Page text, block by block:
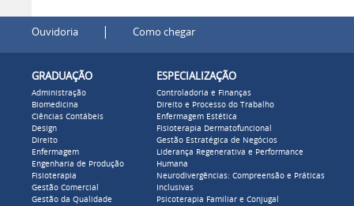
Ouvidoria | Como chegar
GRADUAÇÃO
Administração
Biomedicina
Ciências Contábeis
Design
Direito
Enfermagem
Engenharia de Produção
Fisioterapia
Gestão Comercial
Gestão da Qualidade
ESPECIALIZAÇÃO
Controladoria e Finanças
Direito e Processo do Trabalho
Enfermagem Estética
Fisioterapia Dermatofuncional
Gestão Estratégica de Negócios
Liderança Regenerativa e Performance
Humana
Neurodivergências: Compreensão e Práticas
Inclusivas
Psicoterapia Familiar e Conjugal